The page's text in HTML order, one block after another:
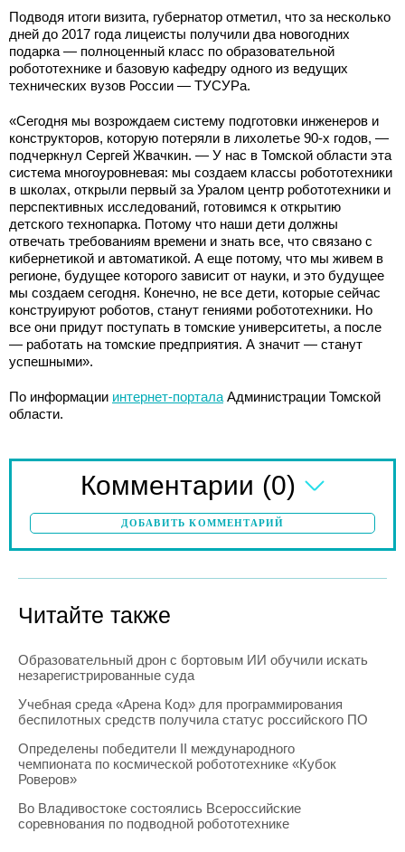
Подводя итоги визита, губернатор отметил, что за несколько
дней до 2017 года лицеисты получили два новогодних
подарка — полноценный класс по образовательной
робототехнике и базовую кафедру одного из ведущих
технических вузов России — ТУСУРа.
«Сегодня мы возрождаем систему подготовки инженеров и
конструкторов, которую потеряли в лихолетье 90-х годов, —
подчеркнул Сергей Жвачкин. — У нас в Томской области эта
система многоуровневая: мы создаем классы робототехники
в школах, открыли первый за Уралом центр робототехники и
перспективных исследований, готовимся к открытию
детского технопарка. Потому что наши дети должны
отвечать требованиям времени и знать все, что связано с
кибернетикой и автоматикой. А еще потому, что мы живем в
регионе, будущее которого зависит от науки, и это будущее
мы создаем сегодня. Конечно, не все дети, которые сейчас
конструируют роботов, станут гениями робототехники. Но
все они придут поступать в томские университеты, а после
— работать на томские предприятия. А значит — станут
успешными».
По информации интернет-портала Администрации Томской
области.
Комментарии (0)
ДОБАВИТЬ КОММЕНТАРИЙ
Читайте также
Образовательный дрон с бортовым ИИ обучили искать
незарегистрированные суда
Учебная среда «Арена Код» для программирования
беспилотных средств получила статус российского ПО
Определены победители II международного
чемпионата по космической робототехнике «Кубок
Роверов»
Во Владивостоке состоялись Всероссийские
соревнования по подводной робототехнике